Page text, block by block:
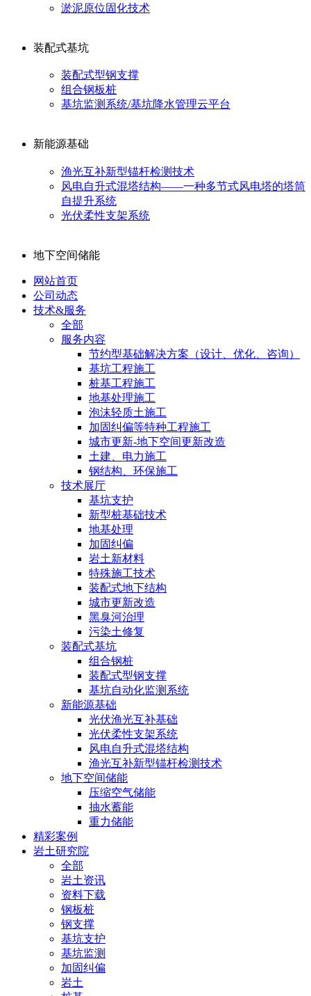
淤泥原位固化技术
装配式基坑
装配式型钢支撑
组合钢板桩
基坑监测系统/基坑降水管理云平台
新能源基础
渔光互补新型锚杆检测技术
风电自升式混塔结构——一种多节式风电塔的塔筒
自提升系统
光伏柔性支架系统
地下空间储能
网站首页
公司动态
技术&服务
全部
服务内容
节约型基础解决方案（设计、优化、咨询）
基坑工程施工
桩基工程施工
地基处理施工
泡沫轻质土施工
加固纠偏等特种工程施工
城市更新-地下空间更新改造
土建、电力施工
钢结构、环保施工
技术展厅
基坑支护
新型桩基础技术
地基处理
加固纠偏
岩土新材料
特殊施工技术
装配式地下结构
城市更新改造
黑臭河治理
污染土修复
装配式基坑
组合钢桩
装配式型钢支撑
基坑自动化监测系统
新能源基础
光伏渔光互补基础
光伏柔性支架系统
风电自升式混塔结构
渔光互补新型锚杆检测技术
地下空间储能
压缩空气储能
抽水蓄能
重力储能
精彩案例
岩土研究院
全部
岩土资讯
资料下载
钢板桩
钢支撑
基坑支护
基坑监测
加固纠偏
岩土